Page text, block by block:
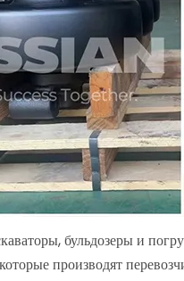
бульдозеры и
производят